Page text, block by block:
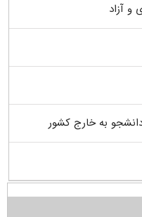
و آزاد
به خارج کشور